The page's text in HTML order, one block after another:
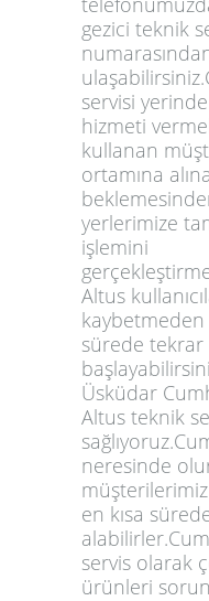
gezici teknik
servisi
hizmeti
kullanan
ortamına
yerlerimize
işlemini
Altus
kaybetmeden
sürede tekrar
Üsküdar
Altus teknik
neresinde
en kısa
servis olarak
ürünleri